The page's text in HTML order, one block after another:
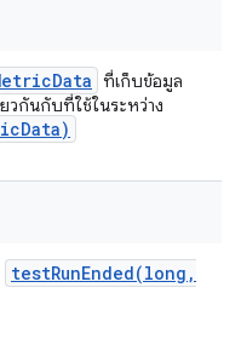
Data ที่เก็บข้อมูล
วกันกับที่ใช้ในระหว่าง
Data)
testRunEnded(long ,